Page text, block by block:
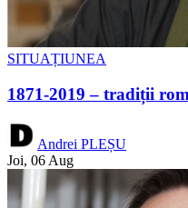
SITUAȚIUNEA
1871-2019 – tradiții
Andrei PLEȘU
Joi, 06 Aug